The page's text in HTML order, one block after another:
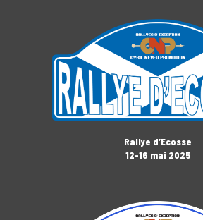
Rallye d’Ecosse
12-16 mai 2025